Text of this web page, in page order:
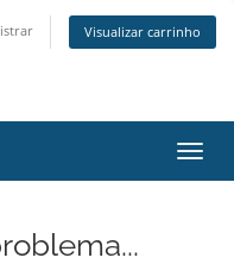
Visualizar carrinho